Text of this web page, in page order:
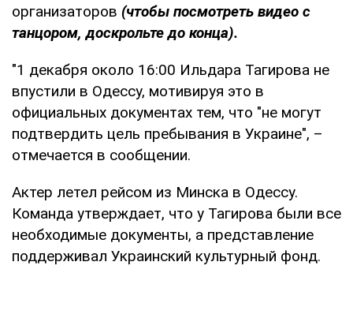
организаторов (чтобы посмотреть видео с
танцором, доскрольте до конца).
"1 декабря около 16:00 Ильдара Тагирова не
впустили в Одессу, мотивируя это в
официальных документах тем, что "не могут
подтвердить цель пребывания в Украине", –
отмечается в сообщении.
Актер летел рейсом из Минска в Одессу.
Команда утверждает, что у Тагирова были все
необходимые документы, а представление
поддерживал Украинский культурный фонд.